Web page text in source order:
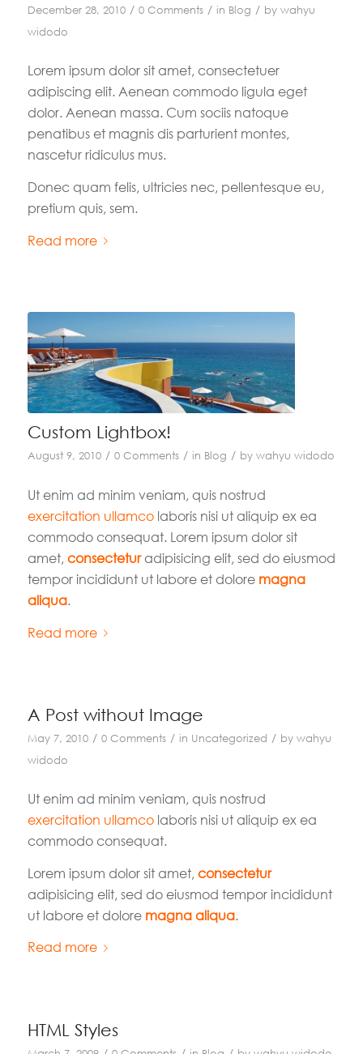
December 28, 2010 / 0 Comments / in Blog / by wahyu
widodo
Lorem ipsum dolor sit amet, consectetuer
adipiscing elit. Aenean commodo ligula eget
dolor. Aenean massa. Cum sociis natoque
penatibus et magnis dis parturient montes,
nascetur ridiculus mus.
Donec quam felis, ultricies nec, pellentesque eu,
pretium quis, sem.
Read more
Custom Lightbox!
August 9, 2010 / 0 Comments / in Blog / by wahyu widodo
Ut enim ad minim veniam, quis nostrud
exercitation ullamcolaboris nisi ut aliquip ex ea
commodo consequat. Lorem ipsum dolor sit
amet, consecteturadipisicing elit, sed do eiusmod
tempor incididunt ut labore et dolore magna
aliqua.
Read more
A Post without Image
May 7, 2010 / 0 Comments / in Uncategorized / by wahyu
widodo
Ut enim ad minim veniam, quis nostrud
exercitation ullamcolaboris nisi ut aliquip ex ea
commodo consequat.
Lorem ipsum dolor sit amet, consectetur
adipisicing elit, sed do eiusmod tempor incididunt
ut labore et dolore magna aliqua.
Read more
HTML Styles